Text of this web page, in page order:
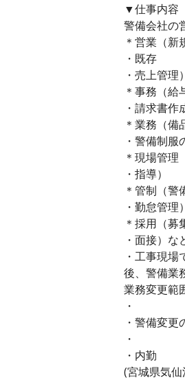
▼仕事内容
警備会社の
＊営業（新
・既存
・売上管理）
＊事務（給
・請求書作
＊業務（備
・警備制服
＊現場管理
・指導）
＊管制（警
・勤怠管理）
＊採用（募
・面接）
・工事現
後、警備業
業務変更範
・
・警備変更
・
・内勤
(宮城県気仙